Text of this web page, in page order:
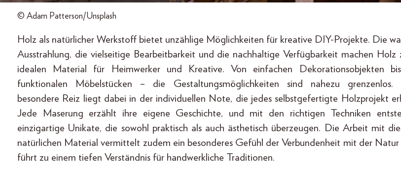
© Adam Patterson/Unsplash
Holz als natürlicher Werkstoff bietet unzählige Möglichkeiten für kreative DIY-Projekte. Die
Ausstrahlung, die vielseitige Bearbeitbarkeit und die nachhaltige Verfügbarkeit machen Holz
idealen Material für Heimwerker und Kreative. Von einfachen Dekorationsobjekten
funktionalen Möbelstücken – die Gestaltungsmöglichkeiten sind nahezu grenzenlos.
besondere Reiz liegt dabei in der individuellen Note, die jedes selbstgefertigte Holzprojekt
Jede Maserung erzählt ihre eigene Geschichte, und mit den richtigen Techniken
einzigartige Unikate, die sowohl praktisch als auch ästhetisch überzeugen. Die Arbeit mit
natürlichen Material vermittelt zudem ein besonderes Gefühl der Verbundenheit mit der Natur
führt zu einem tiefen Verständnis für handwerkliche Traditionen.